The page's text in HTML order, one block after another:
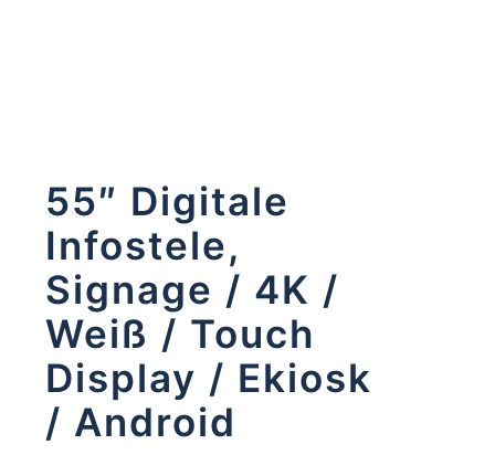
55″ Digitale
Infostele,
Signage / 4K /
Weiß / Touch
Display / Ekiosk
/ Android